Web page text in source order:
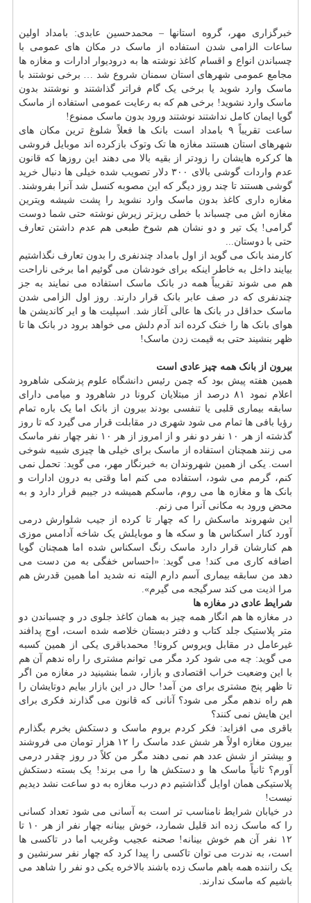
خبرگزاری مهر، گروه استانها – محمدحسین عابدی: بامداد اولین
ساعات الزامی شدن استفاده از ماسک در مکان های عمومی با
چسباندن انواع و اقسام کاغذ نوشته ها به درودیوار ادارات و مغازه ها
مجامع عمومی شهرهای استان سمنان شروع شد … برخی نوشتند با
ماسک وارد شوید یا برخی یک گام فراتر گذاشتند و نوشتند بدون
ماسک وارد نشوید! برخی هم که به رعایت عمومی استفاده از ماسک
گویا ایمان کامل نداشتند نوشتند ورود بدون ماسک ممنوع!
ساعت تقریباً ۹ بامداد است بانک ها فعلاً شلوغ ترین مکان های
شهرهای استان هستند مغازه ها تک وتوک بازکرده اند موبایل فروشی
ها کرکره هایشان را زودتر از بقیه بالا می دهند این روزها که قانون
عدم واردات گوشی بالای ۳۰۰ دلار تصویب شده خیلی ها دنبال خرید
گوشی هستند تا چند روز دیگر که این مصوبه کنسل شد آنرا بفروشند.
مغازه داری کاغذ بدون ماسک وارد نشوید را پشت شیشه ویترین
مغازه اش می چسباند با خطی ریزتر زیرش نوشته حتی شما دوست
گرامی! یک تیر و دو نشان هم شوخ طبعی هم عدم داشتن تعارف
حتی با دوستان...
کارمند بانک می گوید از اول بامداد چندنفری را بدون تعارف نگذاشتیم
بیایند داخل به خاطر اینکه برای خودشان می گوئیم اما برخی ناراحت
هم می شوند تقریباً همه در بانک ماسک استفاده می نمایند به جز
چندنفری که در صف عابر بانک قرار دارند. روز اول الزامی شدن
ماسک حداقل در بانک ها عالی آغاز شد. اسپلیت ها و ایر کاندیشن ها
هوای بانک ها را خنک کرده اند آدم دلش می خواهد برود در بانک ها تا
ظهر بنشیند حتی به قیمت زدن ماسک!
بیرون از بانک همه چیز عادی است
همین هفته پیش بود که چمن رئیس دانشگاه علوم پزشکی شاهرود
اعلام نمود ۸۱ درصد از مبتلایان کرونا در شاهرود و میامی دارای
سابقه بیماری قلبی یا تنفسی بودند بیرون از بانک اما یک باره تمام
رؤیا بافی ها تمام می شود شهری در مقابلت قرار می گیرد که تا روز
گذشته از هر ۱۰ نفر دو نفر و از امروز از هر ۱۰ نفر چهار نفر ماسک
می زنند همچنان استفاده از ماسک برای خیلی ها چیزی شبیه شوخی
است. یکی از همین شهروندان به خبرنگار مهر، می گوید: تحمل نمی
کنم، گرمم می شود، استفاده می کنم اما وقتی به درون ادارات و
بانک ها و مغازه ها می روم، ماسکم همیشه در جیبم قرار دارد و به
محض ورود به مکانی آنرا می زنم.
این شهروند ماسکش را که چهار تا کرده از جیب شلوارش درمی
آورد کنار اسکناس ها و سکه ها و موبایلش یک شاخه آدامس موزی
هم کنارشان قرار دارد ماسک رنگ اسکناس شده اما همچنان گویا
اضافه کاری می کند! می گوید: «احساس خفگی به من دست می
دهد من سابقه بیماری آسم دارم البته نه شدید اما همین قدرش هم
مرا اذیت می کند سرگیجه می گیرم».
شرایط عادی در مغازه ها
در مغازه ها هم انگار همه چیز به همان کاغذ جلوی در و چسباندن دو
متر پلاستیک جلد کتاب و دفتر دبستان خلاصه شده است، اوج پدافند
غیرعامل در مقابل ویروس کرونا! محمدباقری یکی از همین کسبه
می گوید: چه می شود کرد مگر می توانم مشتری را راه ندهم آن هم
با این وضعیت خراب اقتصادی و بازار، شما بنشینید در مغازه من اگر
تا ظهر پنج مشتری برای من آمد! حال در این بازار
بیایم دوتایشان را
هم راه ندهم مگر می شود؟ آنانی که قانون می گذارند فکری برای
این هایش نمی کنند؟
باقری می افزاید: فکر کردم بروم ماسک و دستکش بخرم بگذارم
بیرون مغازه اولاً هر شش عدد ماسک را ۱۲ هزار تومان می فروشند
و بیشتر از شش عدد هم نمی دهند مگر من کلاً در روز چقدر درمی
آورم؟ ثانیاً ماسک ها و دستکش ها را می برند! یک بسته دستکش
پلاستیکی همان اوایل گذاشتیم دم درب مغازه به دو ساعت نشد دیدیم
نیست!
در خیابان شرایط نامناسب تر است به آسانی می شود تعداد کسانی
را که ماسک زده اند قلیل شمارد، خوش بینانه چهار نفر از هر ۱۰ تا
۱۲ نفر آن هم خوش بینانه! صحنه عجیب وغریب اما در تاکسی ها
است، به ندرت می توان تاکسی را پیدا کرد که چهار نفر سرنشین و
یک راننده همه باهم ماسک زده باشند بالاخره یکی دو نفر را شاهد می
باشیم که ماسک ندارند.